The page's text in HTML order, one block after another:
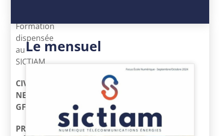
Formation
dispensée
au
SICTIAM
CIVIL
NET
GF DÉCIDEUR
PRÉSENTATION
Le mensuel